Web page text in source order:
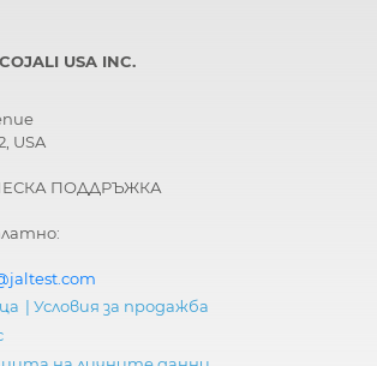
USA INC.
USA
ПОДДРЪЖКА
| Условия за продажба